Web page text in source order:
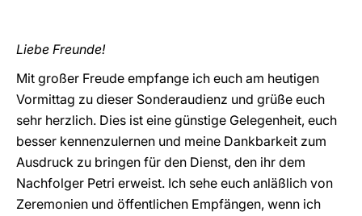
Liebe Freunde!
Mit großer Freude empfange ich euch am heutigen
Vormittag zu dieser Sonderaudienz und grüße euch
sehr herzlich. Dies ist eine günstige Gelegenheit, euch
besser kennenzulernen und meine Dankbarkeit zum
Ausdruck zu bringen für den Dienst, den ihr dem
Nachfolger Petri erweist. Ich sehe euch anläßlich von
Zeremonien und öffentlichen Empfängen, wenn ich